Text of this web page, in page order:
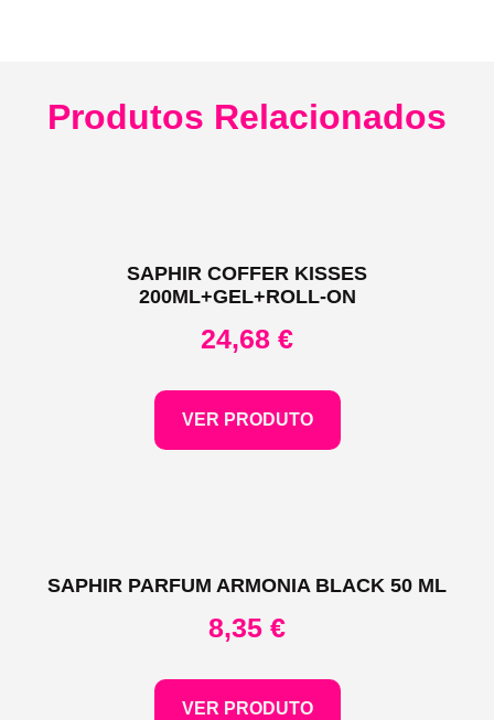
Produtos Relacionados
SAPHIR COFFER KISSES
200ML+GEL+ROLL-ON
24,68 €
VER PRODUTO
SAPHIR PARFUM ARMONIA BLACK 50 ML
8,35 €
VER PRODUTO